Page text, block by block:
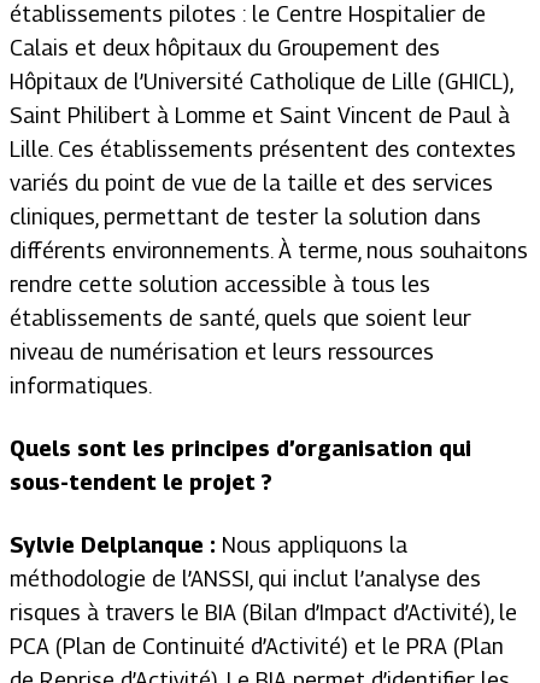
établissements pilotes : le Centre Hospitalier de
Calais et deux hôpitaux du Groupement des
Hôpitaux de l’Université Catholique de Lille (GHICL),
Saint Philibert à Lomme et Saint Vincent de Paul à
Lille. Ces établissements présentent des contextes
variés du point de vue de la taille et des services
cliniques, permettant de tester la solution dans
différents environnements. À terme, nous souhaitons
rendre cette solution accessible à tous les
établissements de santé, quels que soient leur
niveau de numérisation et leurs ressources
informatiques.
Quels sont les principes d’organisation qui
sous-tendent le projet ?
Sylvie Delplanque : Nous appliquons la
méthodologie de l’ANSSI, qui inclut l’analyse des
risques à travers le BIA (Bilan d’Impact d’Activité), le
PCA (Plan de Continuité d’Activité) et le PRA (Plan